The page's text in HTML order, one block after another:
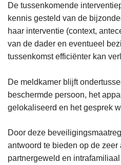
De tussenkomende
kennis gesteld van de
haar interventie (context,
van de dader en eventueel
tussenkomst efficiënter kan
De meldkamer blijft
beschermde persoon, het
gelokaliseerd en het gesprek
Door deze
antwoord te bieden op de
partnergeweld en